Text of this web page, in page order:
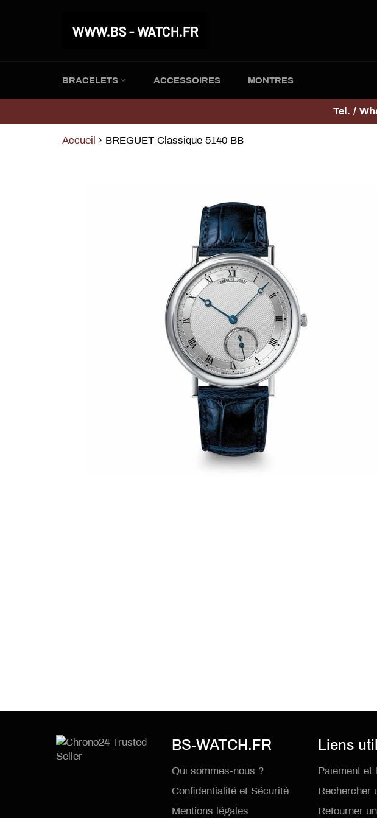
BRACELETS ACCESSOIRES MONTRES
Tel. /
Accueil › BREGUET Classique 5140 BB
BS-WATCH.FR
Qui sommes-nous ?
Confidentialité et Sécurité
Mentions légales
Liens
Paiement et
Rechercher
Retourner